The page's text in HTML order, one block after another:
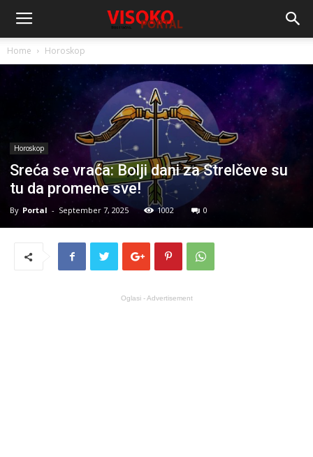
Home Horoskop
Horoskop
Sreća se vraća: Bolji dani za Strelčeve su
tu da promene sve!
By Portal - September 7, 2025 1002 0
Oglasi - Advertisement